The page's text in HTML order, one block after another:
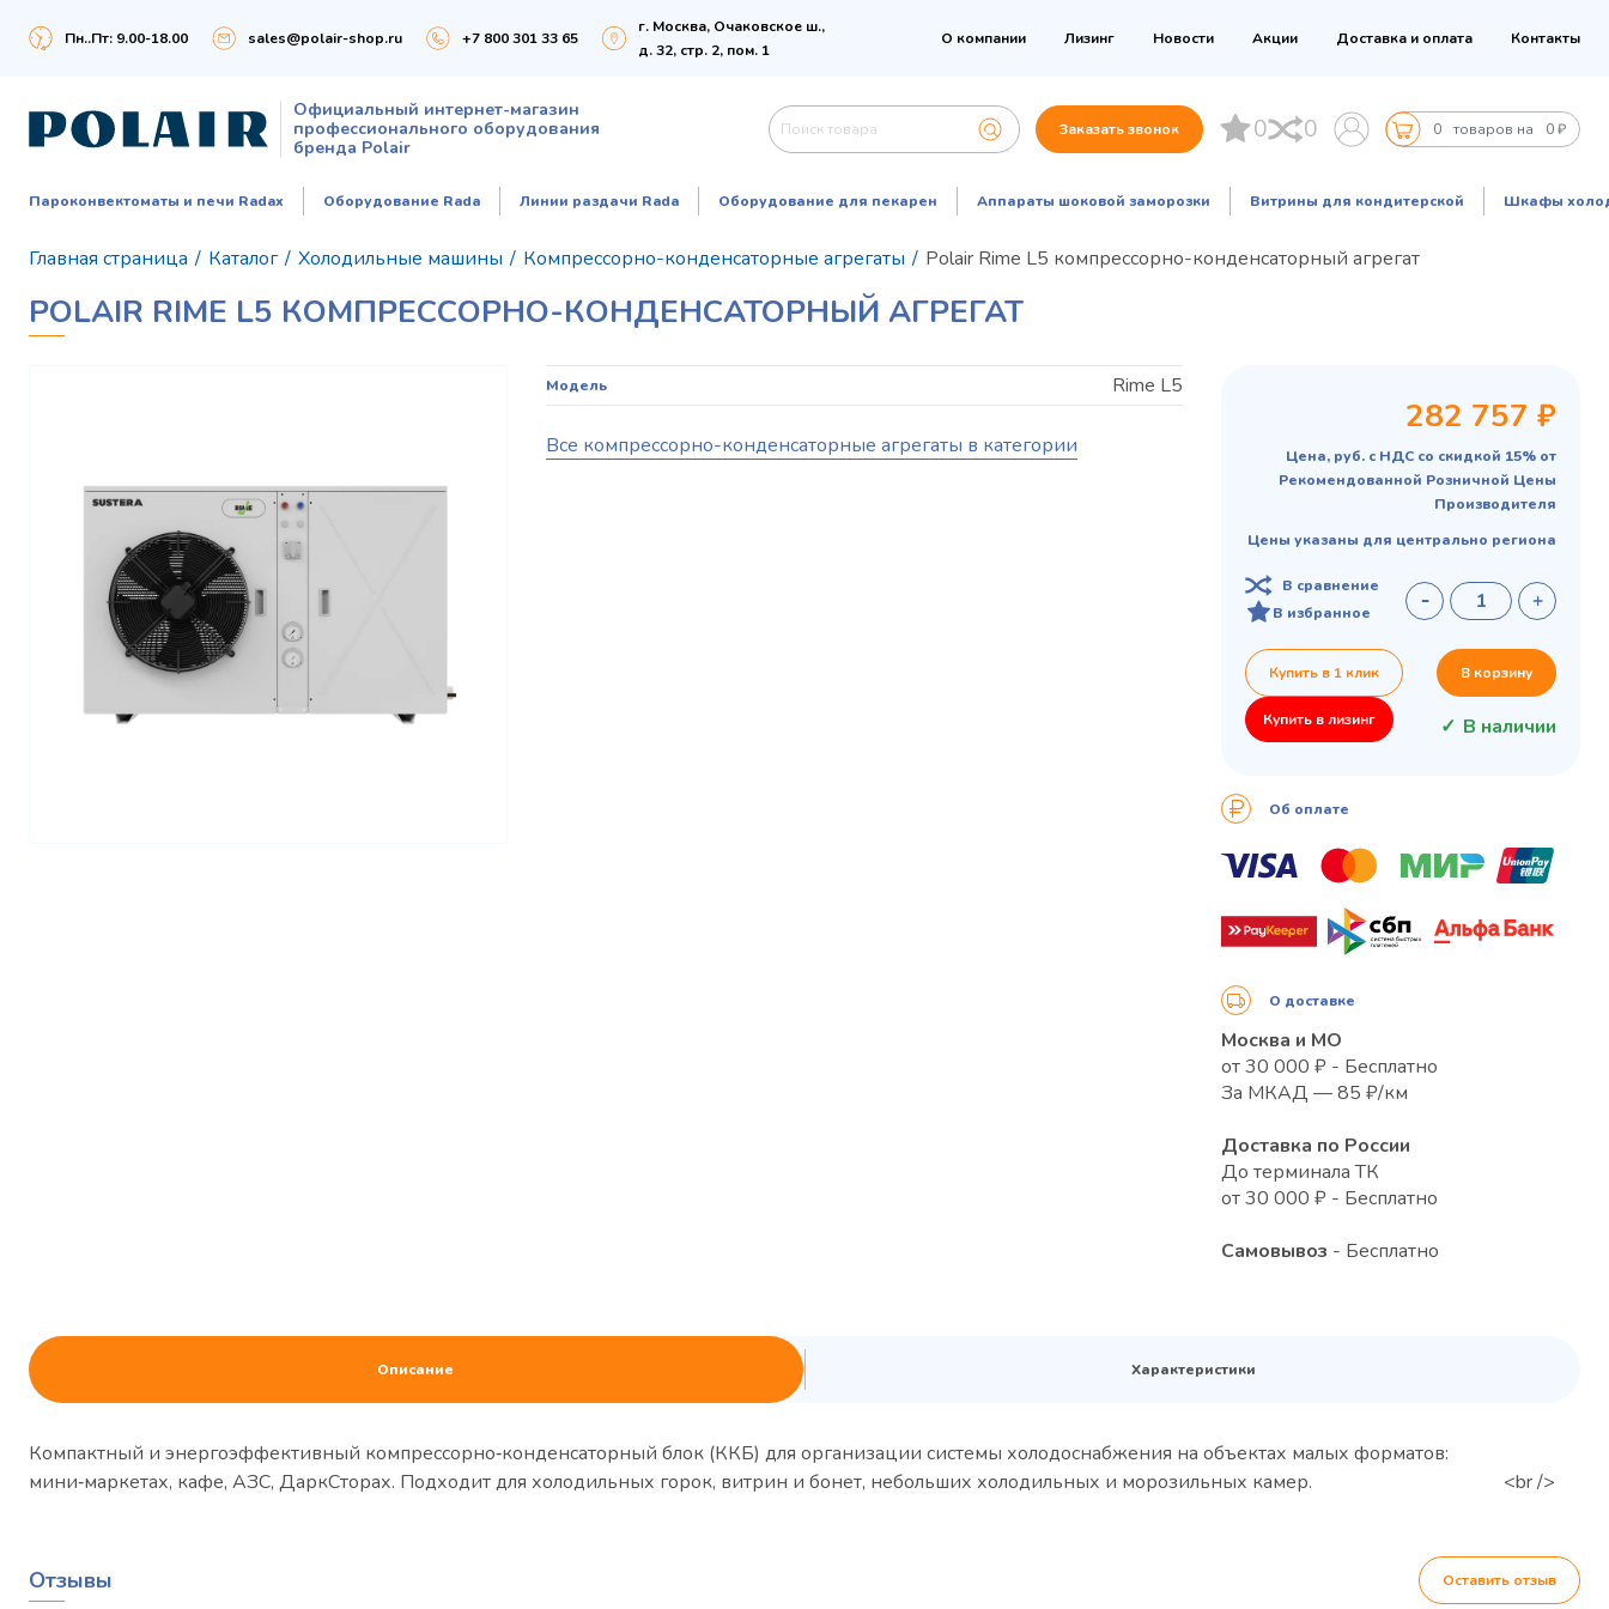
Пн..Пт: 9.00-18.00 sales@polair-shop.ru +7 800 301 33 65
г. Москва, Очаковское ш.,
д. 32, стр. 2, пом. 1
О компании Лизинг Новости Акции Доставка и оплата Контакты
Официальный интернет-магазин
профессионального оборудования
бренда Polair
Заказать звонок 0 0 0 товаров на 0 ₽
Пароконвектоматы и печи Radax Оборудование Rada Линии раздачи Rada Оборудование для пекарен Аппараты шоковой заморозки Витрины для кондитерской Шкафы
Главная страница / Каталог / Холодильные машины / Компрессорно-конденсаторные агрегаты / Polair Rime L5 компрессорно-конденсаторный агрегат
POLAIR RIME L5 КОМПРЕССОРНО-КОНДЕНСАТОРНЫЙ АГРЕГАТ
Модель Rime L5
Все компрессорно-конденсаторные агрегаты в категории
282 757 ₽
Цена, руб. с НДС со скидкой 15% от
Рекомендованной Розничной Цены
Производителя
Цены указаны для центрально региона
В сравнение
В избранное
Купить в 1 клик В корзину
Купить в лизинг В наличии
Об оплате
О доставке
Москва и МО
от 30 000 ₽ - Бесплатно
За МКАД — 85 ₽/км
Доставка по России
До терминала ТК
от 30 000 ₽ - Бесплатно
Самовывоз - Бесплатно
Описание Характеристики
Компактный и энергоэффективный компрессорно‑конденсаторный блок (ККБ) для организации системы холодоснабжения на объектах малых форматов:
мини‑маркетах, кафе, АЗС, ДаркСторах. Подходит для холодильных горок, витрин и бонет, небольших холодильных и морозильных камер. <br />
Отзывы Оставить отзыв